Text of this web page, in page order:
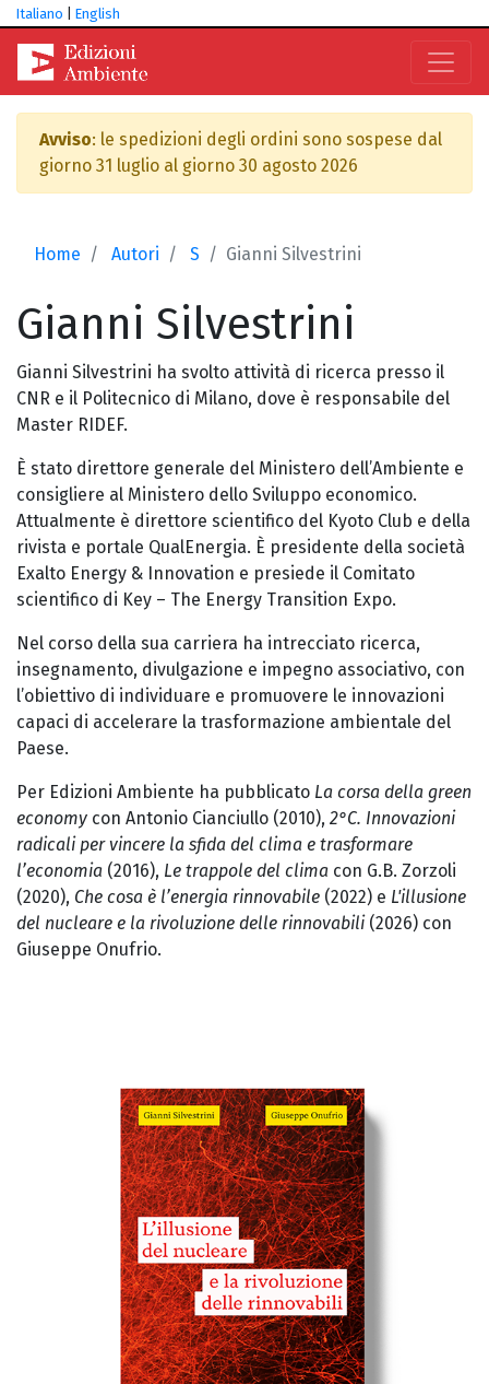
Italiano English
Avviso: le spedizioni degli ordini sono sospese dal
giorno 31 luglio al giorno 30 agosto 2026
Home Autori S Gianni Silvestrini
Gianni Silvestrini
Gianni Silvestrini ha svolto attività di ricerca presso il
CNR e il Politecnico di Milano, dove è responsabile del
Master RIDEF.
È stato direttore generale del Ministero dell’Ambiente e
consigliere al Ministero dello Sviluppo economico.
Attualmente è direttore scientifico del Kyoto Club e della
rivista e portale QualEnergia. È presidente della società
Exalto Energy & Innovation e presiede il Comitato
scientifico di Key – The Energy Transition Expo.
Nel corso della sua carriera ha intrecciato ricerca,
insegnamento, divulgazione e impegno associativo, con
l’obiettivo di individuare e promuovere le innovazioni
capaci di accelerare la trasformazione ambientale del
Paese.
Per Edizioni Ambiente ha pubblicato La corsa della green
economy con Antonio Cianciullo (2010), 2°C. Innovazioni
radicali per vincere la sfida del clima e trasformare
l’economia (2016), Le trappole del clima con G.B. Zorzoli
(2020), Che cosa è l’energia rinnovabile (2022) e L'illusione
del nucleare e la rivoluzione delle rinnovabili(2026) con
Giuseppe Onufrio.